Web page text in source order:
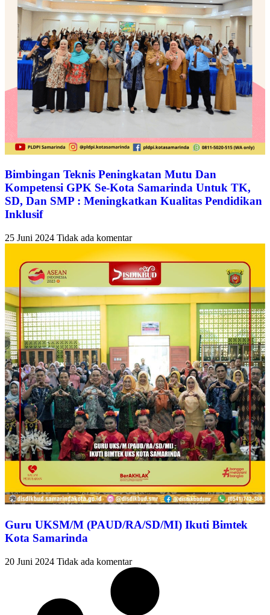
Bimbingan Teknis Peningkatan Mutu Dan
Kompetensi GPK Se-Kota Samarinda Untuk TK,
SD, Dan SMP : Meningkatkan Kualitas Pendidikan
Inklusif
25 Juni 2024 Tidak ada komentar
Guru UKSM/M (PAUD/RA/SD/MI) Ikuti Bimtek
Kota Samarinda
20 Juni 2024 Tidak ada komentar